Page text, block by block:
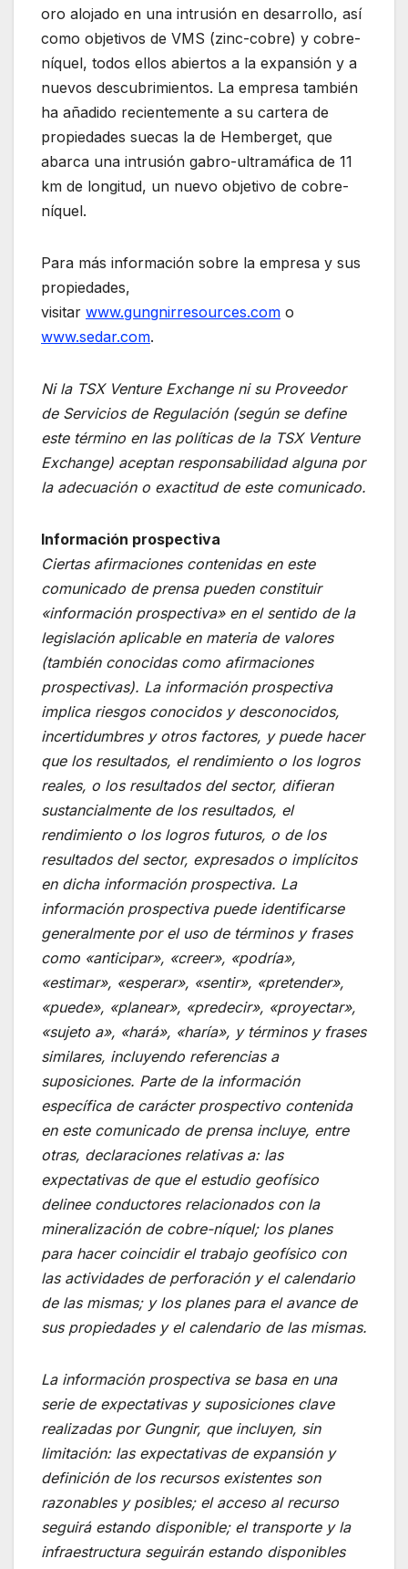
oro alojado en una intrusión en desarrollo, así
como objetivos de VMS (zinc-cobre) y cobre-
níquel, todos ellos abiertos a la expansión y a
nuevos descubrimientos. La empresa también
ha añadido recientemente a su cartera de
propiedades suecas la de Hemberget, que
abarca una intrusión gabro-ultramáfica de 11
km de longitud, un nuevo objetivo de cobre-
níquel.
Para más información sobre la empresa y sus
propiedades,
visitar www.gungnirresources.com o
www.sedar.com.
Ni la TSX Venture Exchange ni su Proveedor
de Servicios de Regulación (según se define
este término en las políticas de la TSX Venture
Exchange) aceptan responsabilidad alguna por
la adecuación o exactitud de este comunicado.
Información prospectiva
Ciertas afirmaciones contenidas en este
comunicado de prensa pueden constituir
«información prospectiva» en el sentido de la
legislación aplicable en materia de valores
(también conocidas como afirmaciones
prospectivas). La información prospectiva
implica riesgos conocidos y desconocidos,
incertidumbres y otros factores, y puede hacer
que los resultados, el rendimiento o los logros
reales, o los resultados del sector, difieran
sustancialmente de los resultados, el
rendimiento o los logros futuros, o de los
resultados del sector, expresados o implícitos
en dicha información prospectiva. La
información prospectiva puede identificarse
generalmente por el uso de términos y frases
como «anticipar», «creer», «podría»,
«estimar», «esperar», «sentir», «pretender»,
«puede», «planear», «predecir», «proyectar»,
«sujeto a», «hará», «haría», y términos y frases
similares, incluyendo referencias a
suposiciones. Parte de la información
específica de carácter prospectivo contenida
en este comunicado de prensa incluye, entre
otras, declaraciones relativas a: las
expectativas de que el estudio geofísico
delinee conductores relacionados con la
mineralización de cobre-níquel; los planes
para hacer coincidir el trabajo geofísico con
las actividades de perforación y el calendario
de las mismas; y los planes para el avance de
sus propiedades y el calendario de las mismas.
La información prospectiva se basa en una
serie de expectativas y suposiciones clave
realizadas por Gungnir, que incluyen, sin
limitación: las expectativas de expansión y
definición de los recursos existentes son
razonables y posibles; el acceso al recurso
seguirá estando disponible; el transporte y la
infraestructura seguirán estando disponibles